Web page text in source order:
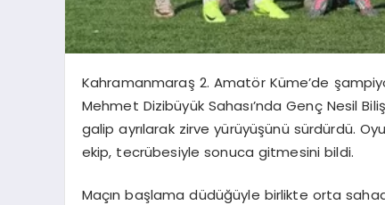
Kahramanmaraş 2. Amatör Küme’de
Mehmet Dizibüyük Sahası’nda Genç Nesil
galip ayrılarak zirve yürüyüşünü sürdürdü.
ekip, tecrübesiyle sonuca gitmesini bildi.
Maçın başlama düdüğüyle birlikte orta